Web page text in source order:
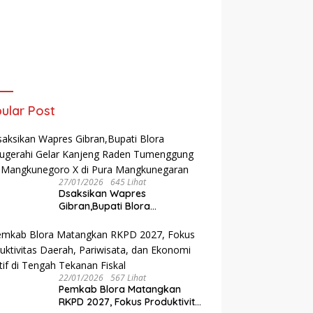
Post
27/01/2026 645 Lihat
‎Dsaksikan Wapres
Gibran,Bupati Blora
Raden Tumenggung oleh
Mangkunegoro X di Pura
Mangkunegaran
22/01/2026 567 Lihat
‎Pemkab Blora Matangkan
RKPD 2027, Fokus Produktivitas